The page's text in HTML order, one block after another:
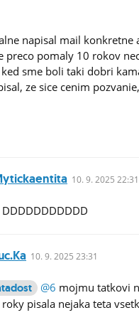
napisal mail konkretne
preco pomaly 10 rokov
sme boli taki dobri
ze sice cenim
10. 9. 2025 22:31
DDDDDDDDDDD
10. 9. 2025 23:31
@6 mojmu tatkovi
pisala nejaka teta